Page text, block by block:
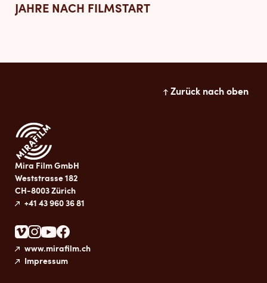
JAHRE NACH FILMSTART
Mira Film GmbH
Weststrasse 182
CH-8003 Zürich
+41 43 960 36 81
www.mirafilm.ch
Impressum
Zurück nach oben